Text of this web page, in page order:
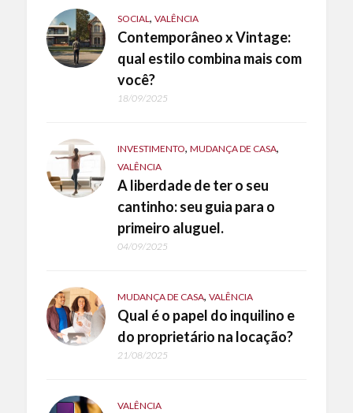
SOCIAL , VALÊNCIA
Contemporâneo x Vintage:
qual estilo combina mais com
você?
18/09/2025
INVESTIMENTO, MUDANÇA DE CASA,
VALÊNCIA
A liberdade de ter o seu
cantinho: seu guia para o
primeiro aluguel.
04/09/2025
MUDANÇA DE CASA, VALÊNCIA
Qual é o papel do inquilino e
do proprietário na locação?
21/08/2025
VALÊNCIA